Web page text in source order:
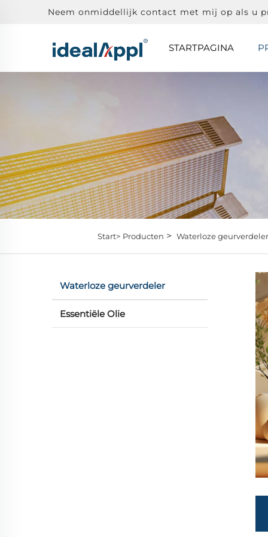
Neem onmiddellijk contact met mij op als u
STARTPAGINA
Start> Producten > Waterloze geurverdeler
Waterloze geurverdeler
Essentiële Olie